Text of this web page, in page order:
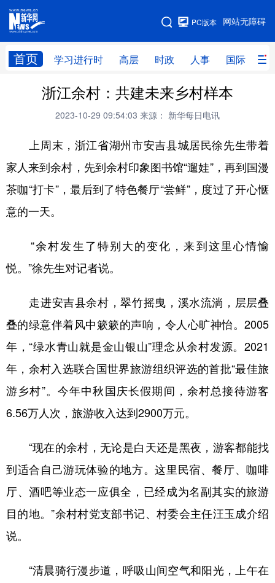
网站无障碍
PC版本
首页 学习进行时 高层 时政 人事 国际 财
网站地图
学习进行时 高层 时政 人事
财经 网评
台湾 思客智库 全球连线 教育
科技 科创 量子 体育
文化 书画 健康 军事
法律 中央文件 金融 汽车
食品 人居
学术中国 乡村振兴 银龄 溯源中国
城市 旅游 能源 会展
彩票 娱乐 时尚 悦读
公益 一带一路 亚太网 上市公司
地方频道
北京 天津 河北 山西
广东 广西 海南 重庆
浙江余村：共建未来乡村样本
2023-10-29 09:54:03 来源： 新华每日电讯
上周末，浙江省湖州市安吉县城居民徐先生带着
家人来到余村，先到余村印象图书馆“遛娃”，再到国漫
茶咖“打卡”，最后到了特色餐厅“尝鲜”，度过了开心惬
意的一天。
“余村发生了特别大的变化，来到这里心情愉
悦。”徐先生对记者说。
走进安吉县余村，翠竹摇曳，溪水流淌，层层叠
叠的绿意伴着风中簌簌的声响，令人心旷神怡。2005
年，“绿水青山就是金山银山”理念从余村发源。2021
年，余村入选联合国世界旅游组织评选的首批“最佳旅
游乡村”。今年中秋国庆长假期间，余村总接待游客
6.56万人次，旅游收入达到2900万元。
“现在的余村，无论是白天还是黑夜，游客都能找
到适合自己游玩体验的地方。这里民宿、餐厅、咖啡
厅、酒吧等业态一应俱全，已经成为名副其实的旅游
目的地。”余村村党支部书记、村委会主任汪玉成介绍
说。
“清晨骑行漫步道，呼吸山间空气和阳光，上午在